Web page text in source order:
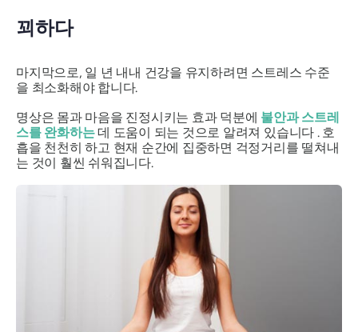
꾀하다
마지막으로, 일 년 내내 건강을 유지하려면 스트레스 수준
을 최소화해야 합니다.
명상은 몸과 마음을 진정시키는 효과 덕분에 불안과 스트레
스를 완화하는데 도움이 되는 것으로 알려져 있습니다 . 호
흡을 천천히 하고 현재 순간에 집중하면 걱정거리를 떨쳐내
는 것이 훨씬 쉬워집니다.